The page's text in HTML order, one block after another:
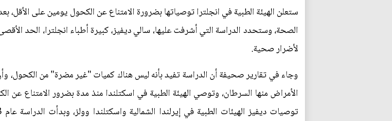
ستعلن الهيئة الطبية في انجلترا توصياتها بضرورة الامتناع عن الكحول يومين على الأقل،
الصحة، وستحدد الدراسة التي أشرفت عليها، سالي ديفيز، كبيرة أطباء انجلترا، الحد
لأضرار صحية.
وجاء في تقارير صحيفة أن الدراسة تفيد بأنه ليس هناك كميات "غير مضرة" من
الأمراض منها السرطان، وتوصي الهيئة الطبية في اسكتلندا منذ مدة بضرور الامتناع